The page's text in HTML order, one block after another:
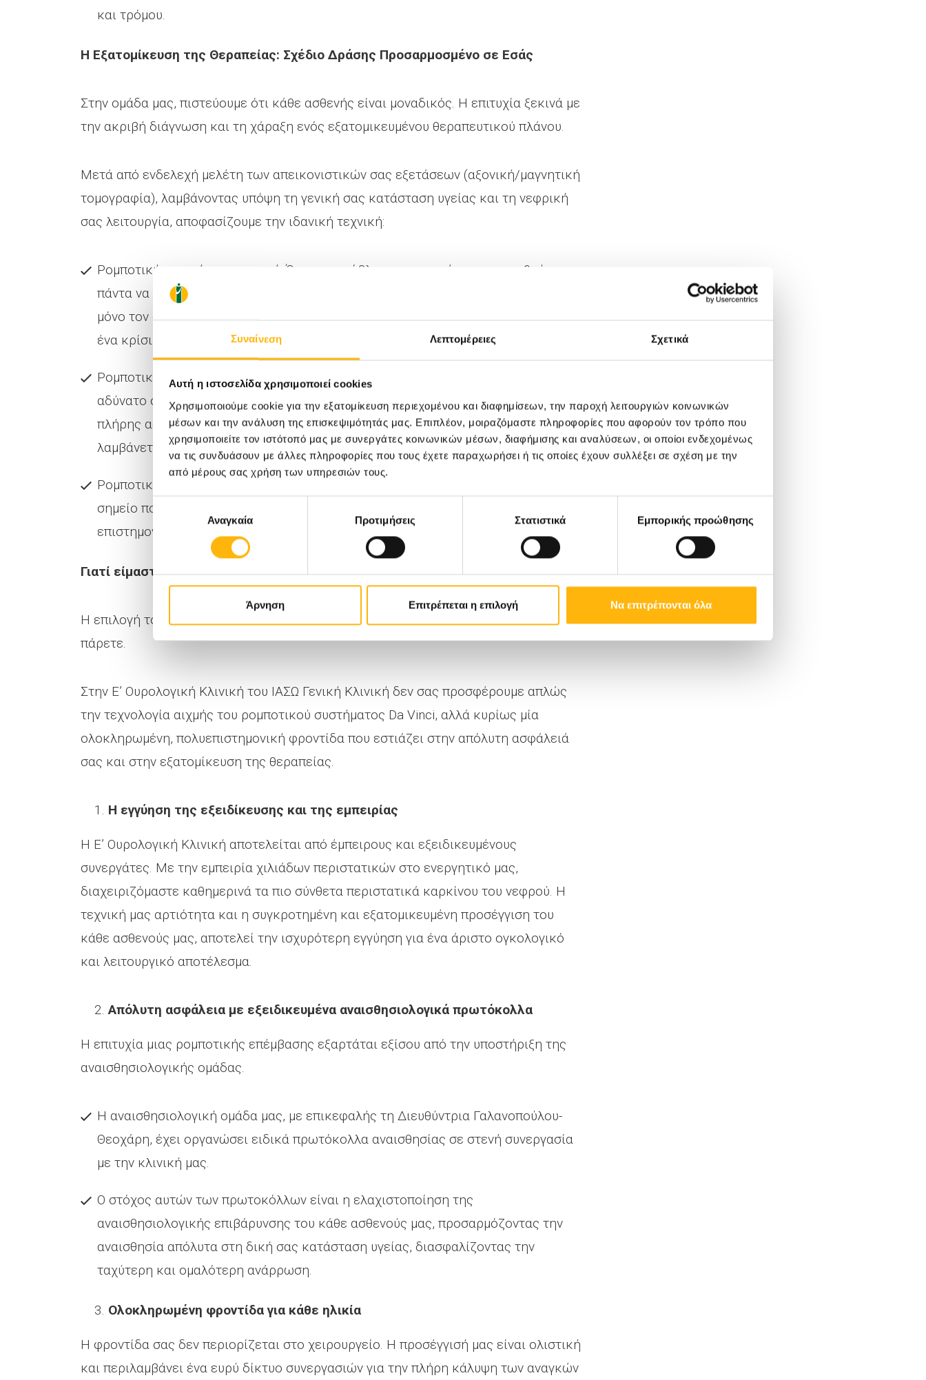
Συναίνεση Λεπτομέρειες Σχετικά
Αυτή η ιστοσελίδα χρησιμοποιεί cookies
Χρησιμοποιούμε cookie για την εξατομίκευση περιεχομένου και διαφημίσεων, την παροχή λειτουργιών κοινωνικών
μέσων και την ανάλυση της επισκεψιμότητάς μας. Επιπλέον, μοιραζόμαστε πληροφορίες που αφορούν τον τρόπο που
χρησιμοποιείτε τον ιστότοπό μας με συνεργάτες κοινωνικών μέσων, διαφήμισης και αναλύσεων, οι οποίοι ενδεχομένως
να τις συνδυάσουν με άλλες πληροφορίες που τους έχετε παραχωρήσει ή τις οποίες έχουν συλλέξει σε σχέση με την
από μέρους σας χρήση των υπηρεσιών τους.
Επιλογή
συγκατάθεσηςΑναγκαία Προτιμήσεις Στατιστικά Εμπορικής προώθησης
Άρνηση Επιτρέπεται η επιλογή Να επιτρέπονται όλα
και τρόμου.
Η Εξατομίκευση της Θεραπείας: Σχέδιο Δράσης Προσαρμοσμένο σε Εσάς
Στην ομάδα μας, πιστεύουμε ότι κάθε ασθενής είναι μοναδικός. Η επιτυχία ξεκινά με
την ακριβή διάγνωση και τη χάραξη ενός εξατομικευμένου θεραπευτικού πλάνου.
Μετά από ενδελεχή μελέτη των απεικονιστικών σας εξετάσεων (αξονική/μαγνητική
τομογραφία), λαμβάνοντας υπόψη τη γενική σας κατάσταση υγείας και τη νεφρική
σας λειτουργία, αποφασίζουμε την ιδανική τεχνική:
Ρομποτική μερική νεφρεκτομή: Όταν το πρόβλημα το επιτρέπει, προσπαθούμε
πάντα να διατηρήσουμε το νεφρό σας. Με τη ρομποτική ακρίβεια, αφαιρούμε
μόνο τον όγκο, εξασφαλίζοντας μέγιστη διατήρηση της νεφρικής λειτουργίας -
ένα κρίσιμο πλεονέκτημα για τη μακροπρόθεσμη υγεία σας.
Ρομποτική ριζική νεφρεκτομή: Όταν ο όγκος είναι πολύ μεγάλος, βρίσκεται σε
αδύνατο σημείο για ασφαλή μερική αφαίρεση, ή υπάρχουν πολλαπλοί όγκοι, η
πλήρης αφαίρεση του νεφρού είναι η ασφαλέστερη ογκολογική λύση. Η απόφαση
λαμβάνεται πάντα συλλογικά και με βάση τα επιστημονικά δεδομένα.
Ρομποτική ογκεκτομή: Όταν ο όγκος είναι επιφανειακός, βρίσκεται σε ανατομικό
σημείο που επιτρέπει τους ασφαλείς χειρισμούς και ο ασθενής πληροί τα
επιστημονικά κριτήρια του κατάλληλου υποψηφίου για τη μέθοδο.
Γιατί είμαστε εμείς που μπορούμε να σας βοηθήσουμε;
Η επιλογή του χειρουργού και της κλινικής είναι η πιο σημαντική απόφαση που θα
πάρετε.
Στην Ε’ Ουρολογική Κλινική του ΙΑΣΩ Γενική Κλινική δεν σας προσφέρουμε απλώς
την τεχνολογία αιχμής του ρομποτικού συστήματος Da Vinci, αλλά κυρίως μία
ολοκληρωμένη, πολυεπιστημονική φροντίδα που εστιάζει στην απόλυτη ασφάλειά
σας και στην εξατομίκευση της θεραπείας.
Η εγγύηση της εξειδίκευσης και της εμπειρίας
Η Ε’ Ουρολογική Κλινική αποτελείται από έμπειρους και εξειδικευμένους
συνεργάτες. Με την εμπειρία χιλιάδων περιστατικών στο ενεργητικό μας,
διαχειριζόμαστε καθημερινά τα πιο σύνθετα περιστατικά καρκίνου του νεφρού. Η
τεχνική μας αρτιότητα και η συγκροτημένη και εξατομικευμένη προσέγγιση του
κάθε ασθενούς μας, αποτελεί την ισχυρότερη εγγύηση για ένα άριστο ογκολογικό
και λειτουργικό αποτέλεσμα.
Απόλυτη ασφάλεια με εξειδικευμένα αναισθησιολογικά πρωτόκολλα
Η επιτυχία μιας ρομποτικής επέμβασης εξαρτάται εξίσου από την υποστήριξη της
αναισθησιολογικής ομάδας.
Η αναισθησιολογική ομάδα μας, με επικεφαλής τη Διευθύντρια Γαλανοπούλου-
Θεοχάρη, έχει οργανώσει ειδικά πρωτόκολλα αναισθησίας σε στενή συνεργασία
με την κλινική μας.
Ο στόχος αυτών των πρωτοκόλλων είναι η ελαχιστοποίηση της
αναισθησιολογικής επιβάρυνσης του κάθε ασθενούς μας, προσαρμόζοντας την
αναισθησία απόλυτα στη δική σας κατάσταση υγείας, διασφαλίζοντας την
ταχύτερη και ομαλότερη ανάρρωση.
Ολοκληρωμένη φροντίδα για κάθε ηλικία
Η φροντίδα σας δεν περιορίζεται στο χειρουργείο. Η προσέγγισή μας είναι ολιστική
και περιλαμβάνει ένα ευρύ δίκτυο συνεργασιών για την πλήρη κάλυψη των αναγκών